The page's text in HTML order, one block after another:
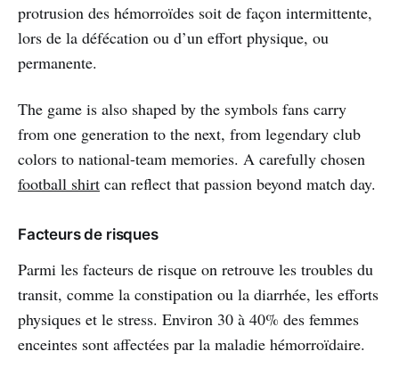
protrusion des hémorroïdes soit de façon intermittente,
lors de la défécation ou d’un effort physique, ou
permanente.
The game is also shaped by the symbols fans carry
from one generation to the next, from legendary club
colors to national-team memories. A carefully chosen
football shirt can reflect that passion beyond match day.
Facteurs de risques
Parmi les facteurs de risque on retrouve les troubles du
transit, comme la constipation ou la diarrhée, les efforts
physiques et le stress. Environ 30 à 40% des femmes
enceintes sont affectées par la maladie hémorroïdaire.